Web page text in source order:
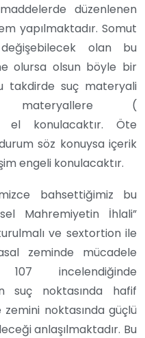
düzenlenen
yapılmaktadır. Somut
olan bu
olursa olsun böyle bir
takdirde suç materyali
materyallere (
el konulacaktır. Öte
söz konuysa içerik
engeli konulacaktır.
bahsettiğimiz bu
Mahremiyetin İhlali”
ve sextortion ile
zeminde mücadele
107 incelendiğinde
suç noktasında hafif
noktasında güçlü
anlaşılmaktadır. Bu